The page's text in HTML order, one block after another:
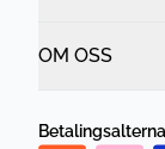
OM OSS